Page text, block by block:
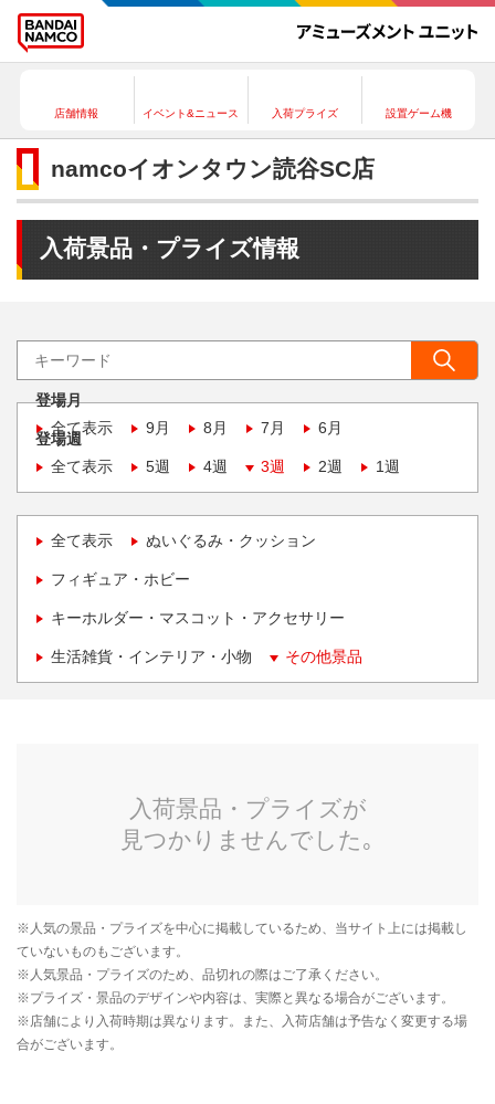
店舗情報 イベント&ニュース 入荷プライズ 設置ゲーム機
namcoイオンタウン読谷SC店
入荷景品・プライズ情報
登場月
全て表示
9月 8月 7月 6月
登場週
全て表示
5週 4週 3週 2週 1週
全て表示 ぬいぐるみ・クッション
フィギュア・ホビー
キーホルダー・マスコット・アクセサリー
生活雑貨・インテリア・小物 その他景品